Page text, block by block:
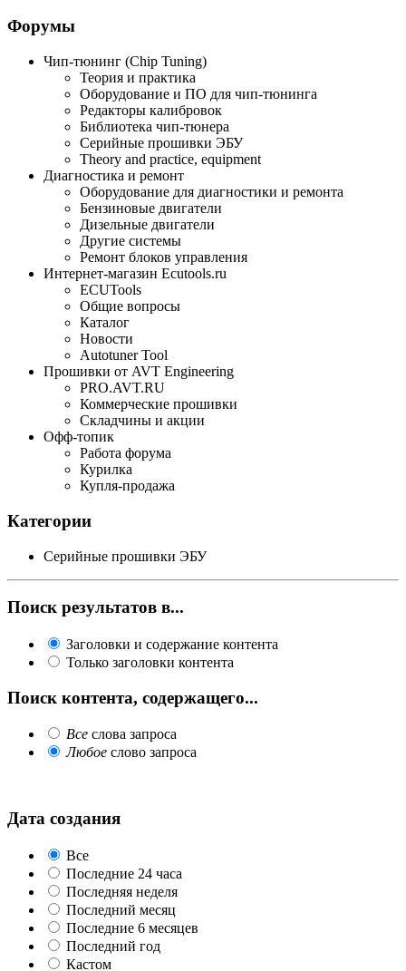
Форумы
Чип-тюнинг (Chip Tuning)
Теория и практика
Оборудование и ПО для чип-тюнинга
Редакторы калибровок
Библиотека чип-тюнера
Серийные прошивки ЭБУ
Theory and practice, equipment
Диагностика и ремонт
Оборудование для диагностики и ремонта
Бензиновые двигатели
Дизельные двигатели
Другие системы
Ремонт блоков управления
Интернет-магазин Ecutools.ru
ECUTools
Общие вопросы
Каталог
Новости
Autotuner Tool
Прошивки от AVT Engineering
PRO.AVT.RU
Коммерческие прошивки
Складчины и акции
Офф-топик
Работа форума
Курилка
Купля-продажа
Категории
Серийные прошивки ЭБУ
Поиск результатов в...
Заголовки и содержание контента
Только заголовки контента
Поиск контента, содержащего...
Все слова запроса
Любое слово запроса
Дата создания
Все
Последние 24 часа
Последняя неделя
Последний месяц
Последние 6 месяцев
Последний год
Кастом